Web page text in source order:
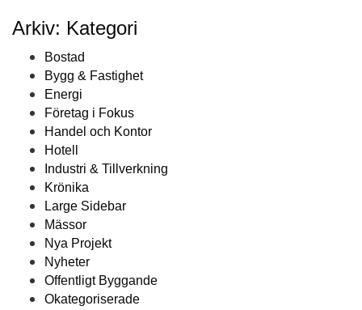
Arkiv: Kategori
Bostad
Bygg & Fastighet
Energi
Företag i Fokus
Handel och Kontor
Hotell
Industri & Tillverkning
Krönika
Large Sidebar
Mässor
Nya Projekt
Nyheter
Offentligt Byggande
Okategoriserade